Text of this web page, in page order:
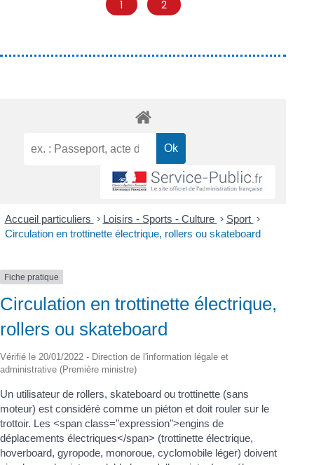
1 2
Accueil particuliers > Loisirs - Sports - Culture > Sport >
Circulation en trottinette électrique, rollers ou skateboard
Fiche pratique
Circulation en trottinette électrique,
rollers ou skateboard
Vérifié le 20/01/2022 - Direction de l'information légale et
administrative (Première ministre)
Un utilisateur de rollers, skateboard ou trottinette (sans
moteur) est considéré comme un piéton et doit rouler sur le
trottoir. Les <span class="expression">engins de
déplacements électriques</span> (trottinette électrique,
hoverboard, gyropode, monoroue, cyclomobile léger) doivent